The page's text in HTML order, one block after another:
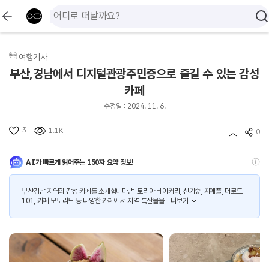
여행기사
부산,경남에서 디지털관광주민증으로 즐길 수 있는 감성
카페
수정일 : 2024. 11. 6.
3 1.1K 0
AI가 빠르게 읽어주는 150자 요약 정보!
부산경남 지역의 감성 카페를 소개합니다. 빅토리아 베이커리, 신기숲, 지애플, 더로드
101, 카페 모토라드 등 다양한 카페에서 지역 특산물을
더보기